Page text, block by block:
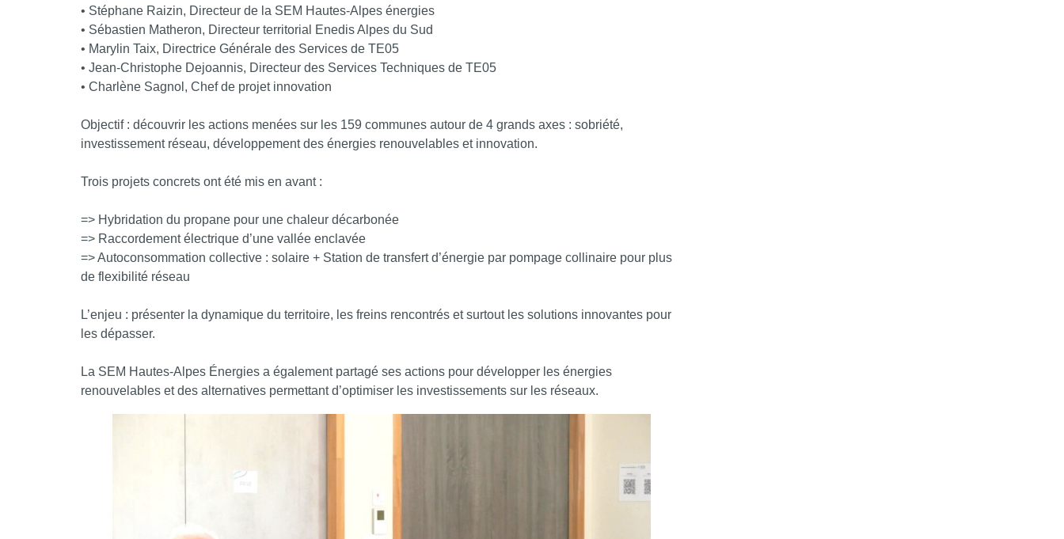
• Stéphane Raizin, Directeur de la SEM Hautes-Alpes énergies
• Sébastien Matheron, Directeur territorial Enedis Alpes du Sud
• Marylin Taix, Directrice Générale des Services de TE05
• Jean-Christophe Dejoannis, Directeur des Services Techniques de TE05
• Charlène Sagnol, Chef de projet innovation
Objectif : découvrir les actions menées sur les 159 communes autour de 4 grands axes : sobriété,
investissement réseau, développement des énergies renouvelables et innovation.
Trois projets concrets ont été mis en avant :
=> Hybridation du propane pour une chaleur décarbonée
=> Raccordement électrique d’une vallée enclavée
=> Autoconsommation collective : solaire + Station de transfert d’énergie par pompage collinaire pour plus
de flexibilité réseau
L’enjeu : présenter la dynamique du territoire, les freins rencontrés et surtout les solutions innovantes pour
les dépasser.
La SEM Hautes-Alpes Énergies a également partagé ses actions pour développer les énergies
renouvelables et des alternatives permettant d’optimiser les investissements sur les réseaux.